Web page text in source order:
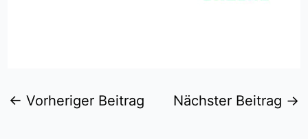
← Vorheriger Beitrag Nächster Beitrag →